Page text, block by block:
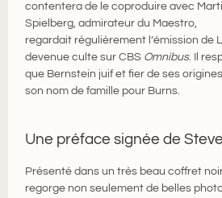
contentera de le coproduire avec
Spielberg, admirateur du Maestro,
regardait régulièrement l’émission de
devenue culte sur CBS Omnibus. Il
que Bernstein juif et fier de ses
son nom de famille pour Burns.
Une préface signée de
Présenté dans un très beau coffret
regorge non seulement de belles